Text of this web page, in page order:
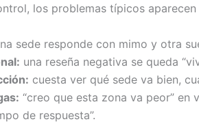
los problemas típicos aparecen
sede responde con mimo y otra
una reseña negativa se queda
cuesta ver qué sede va bien,
“creo que esta zona va peor” en
de respuesta”.